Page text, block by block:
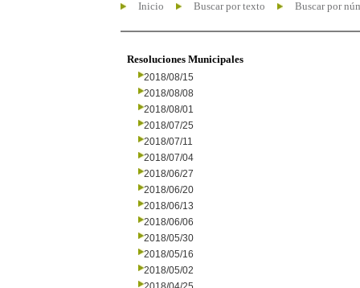
Inicio Buscar por texto Buscar por
Resoluciones Municipales
2018/08/15
2018/08/08
2018/08/01
2018/07/25
2018/07/11
2018/07/04
2018/06/27
2018/06/20
2018/06/13
2018/06/06
2018/05/30
2018/05/16
2018/05/02